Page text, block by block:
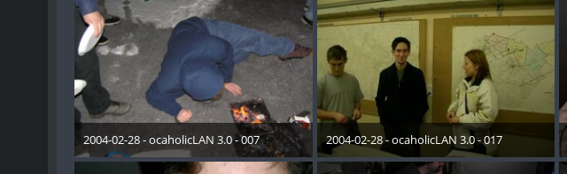
2004-02-28 - ocaholicLAN 3.0 - 007
19. Mai 2015
2004-02-28 - ocaholicLAN 3.0 - 017
19. Mai 2015